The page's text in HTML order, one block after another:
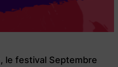
le festival Septembre